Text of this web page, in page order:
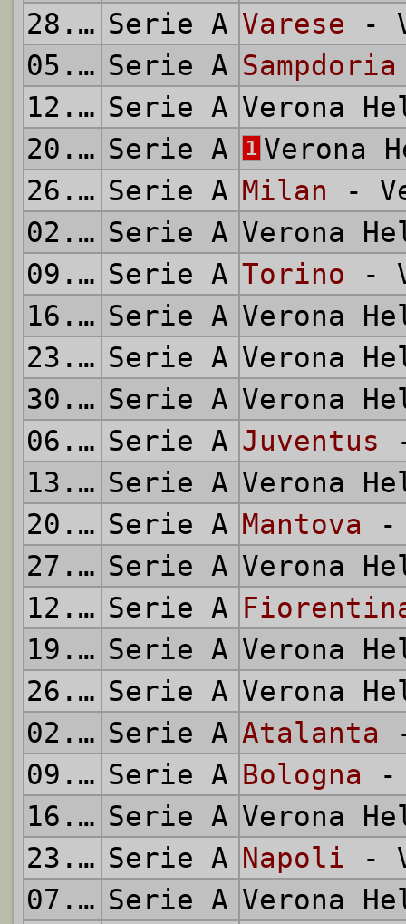
28.11.1971 Serie A Varese -
05.12.1971 Serie A Sampdoria
12.12.1971 Serie A Verona
20.12.1971 Serie A 1 Verona
26.12.1971 Serie A Milan -
02.01.1972 Serie A Verona
09.01.1972 Serie A Torino -
16.01.1972 Serie A Verona
23.01.1972 Serie A Verona
30.01.1972 Serie A Verona
06.02.1972 Serie A Juventus
13.02.1972 Serie A Verona
20.02.1972 Serie A Mantova -
27.02.1972 Serie A Verona
12.03.1972 Serie A
19.03.1972 Serie A Verona
26.03.1972 Serie A Verona
02.04.1972 Serie A Atalanta
09.04.1972 Serie A Bologna -
16.04.1972 Serie A Verona
23.04.1972 Serie A Napoli -
07.05.1972 Serie A Verona